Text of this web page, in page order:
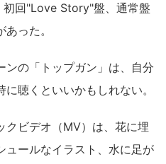
回"Love Story"盤、通常盤
った。
ンの「トップガン」は、自分
聴くといいかもしれない。
クビデオ（MV）は、花に埋
ュールなイラスト、水に足が